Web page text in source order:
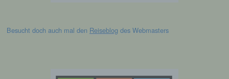
Besucht doch auch mal den Reiseblog des Webmasters
Durch eine Registrierung auf der Internetseite des